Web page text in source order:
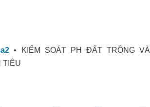
•
KIỂM SOÁT PH ĐẤT TRỒNG VÀ
TIÊU